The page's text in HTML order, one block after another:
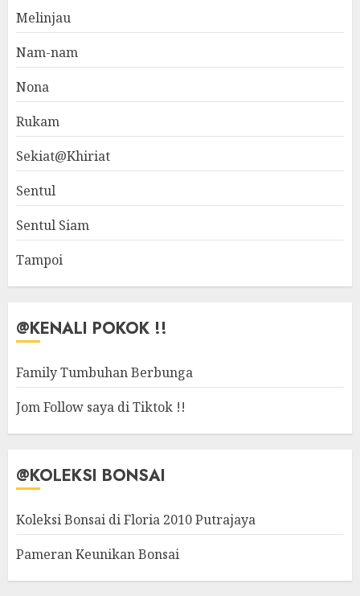
Melinjau
Nam-nam
Nona
Rukam
Sekiat@Khiriat
Sentul
Sentul Siam
Tampoi
@KENALI POKOK !!
Family Tumbuhan Berbunga
Jom Follow saya di Tiktok !!
@KOLEKSI BONSAI
Koleksi Bonsai di Floria 2010 Putrajaya
Pameran Keunikan Bonsai